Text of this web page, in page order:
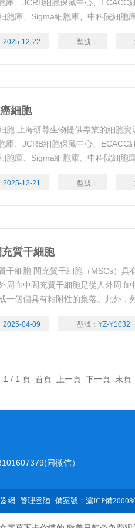
庫、JCRB細胞保藏中心、ECACC
胞庫、Sigma細胞庫、中科院細胞
2025-12-22 型號：
細胞
胞 上海研尊生物提供專業的細胞
庫、JCRB細胞保藏中心、ECACC
胞庫、Sigma細胞庫、中科院細胞
2025-12-21 型號：
質干細胞
干細胞 間充質干細胞（MSCs）具
周血中間充質干細胞是從人外周血
一個個具有粘附性的集落。此外，
海研尊生物科技有限公司廠家供應 歡
2025-04-09 型號： YZ-Y1032
1 / 1 頁 首頁 上一頁 下一頁 末頁
同微信）
網 管理登陸 備案號：滬ICP備